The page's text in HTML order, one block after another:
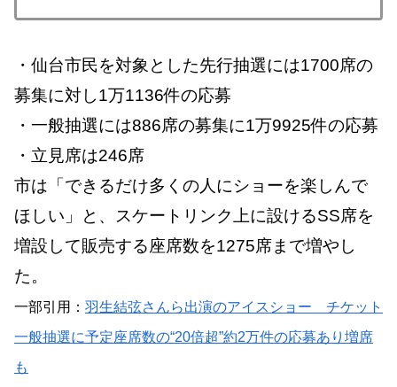
・仙台市民を対象とした先行抽選には1700席の
募集に対し1万1136件の応募
・一般抽選には886席の募集に1万9925件の応募
・立見席は246席
市は「できるだけ多くの人にショーを楽しんで
ほしい」と、スケートリンク上に設けるSS席を
増設して販売する座席数を1275席まで増やし
た。
一部引用： 羽生結弦さんら出演のアイスショー チケット
一般抽選に予定座席数の“20倍超”約2万件の応募あり増席
も